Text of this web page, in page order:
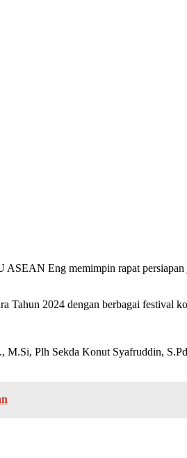
Eng memimpin rapat persiapan
Tahun 2024 dengan berbagai festival
Plh Sekda Konut Syafruddin,